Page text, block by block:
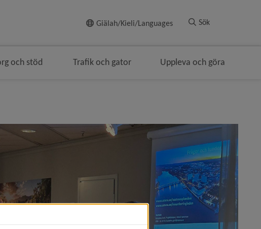
Giälah/Kieli/Languages Sök
och stöd Trafik och gator Uppleva och göra